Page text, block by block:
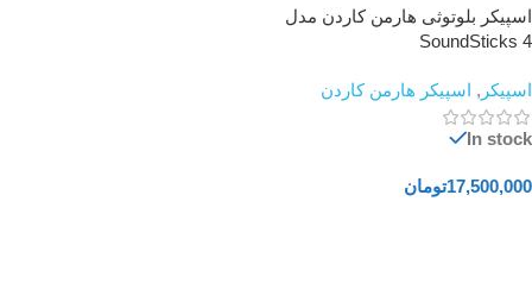
اسپیکر بلوتوثی هارمن کاردن مدل
SoundSticks 4
اسپیکر , اسپیکر هارمن کاردن
In stock
17,500,000تومان